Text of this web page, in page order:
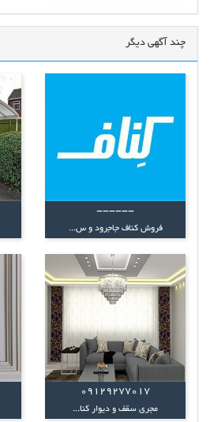
چند آگهی دیگر
------
فروش کناف جاجرود و س...
09129277017
مجری سقف و دیوار کنا...